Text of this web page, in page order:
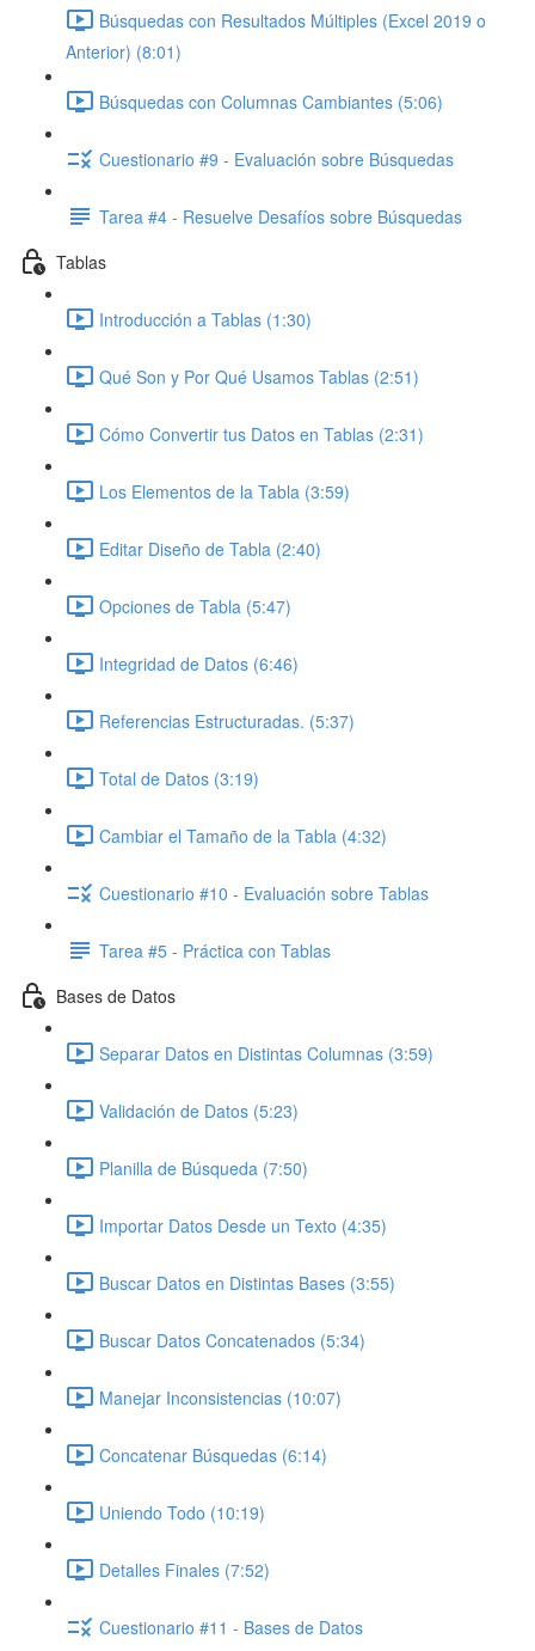
Búsquedas con Resultados Múltiples (Excel 2019 o
Anterior) (8:01)
Búsquedas con Columnas Cambiantes (5:06)
Cuestionario #9 - Evaluación sobre Búsquedas
Tarea #4 - Resuelve Desafíos sobre Búsquedas
Tablas
Introducción a Tablas (1:30)
Qué Son y Por Qué Usamos Tablas (2:51)
Cómo Convertir tus Datos en Tablas (2:31)
Los Elementos de la Tabla (3:59)
Editar Diseño de Tabla (2:40)
Opciones de Tabla (5:47)
Integridad de Datos (6:46)
Referencias Estructuradas. (5:37)
Total de Datos (3:19)
Cambiar el Tamaño de la Tabla (4:32)
Cuestionario #10 - Evaluación sobre Tablas
Tarea #5 - Práctica con Tablas
Bases de Datos
Separar Datos en Distintas Columnas (3:59)
Validación de Datos (5:23)
Planilla de Búsqueda (7:50)
Importar Datos Desde un Texto (4:35)
Buscar Datos en Distintas Bases (3:55)
Buscar Datos Concatenados (5:34)
Manejar Inconsistencias (10:07)
Concatenar Búsquedas (6:14)
Uniendo Todo (10:19)
Detalles Finales (7:52)
Cuestionario #11 - Bases de Datos